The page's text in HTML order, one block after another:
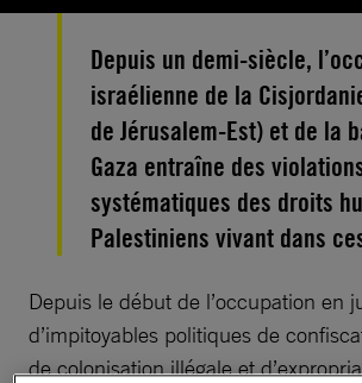
Depuis un demi-siècle,
israélienne de la
de Jérusalem-Est) et de la
Gaza entraîne des
systématiques des droits
Palestiniens vivant dans
Depuis le début de l’occupation en
d’impitoyables politiques de
de colonisation illégale et